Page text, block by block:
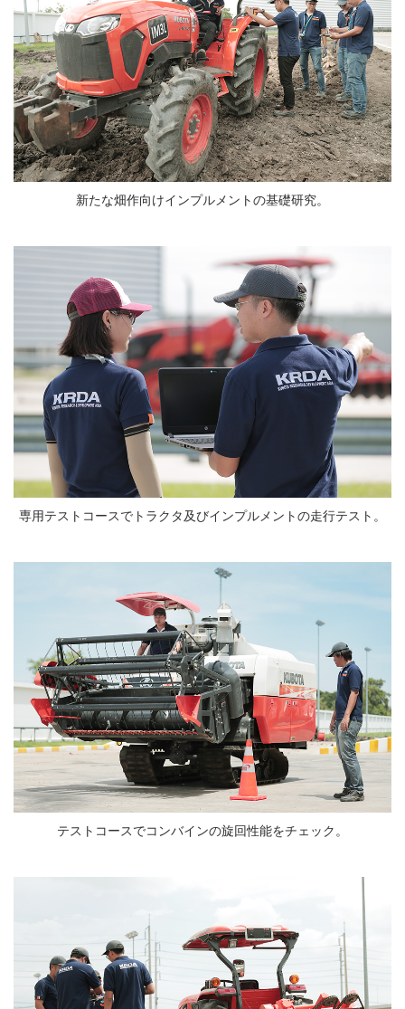
新たな畑作向けインプルメントの基礎研究。
専用テストコースでトラクタ及びインプルメントの走行テスト。
テストコースでコンバインの旋回性能をチェック。